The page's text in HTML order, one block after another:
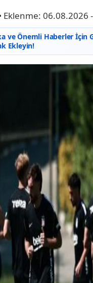
Eklenme: 06.08.2026
ve Önemli Haberler İçin
Ekleyin!